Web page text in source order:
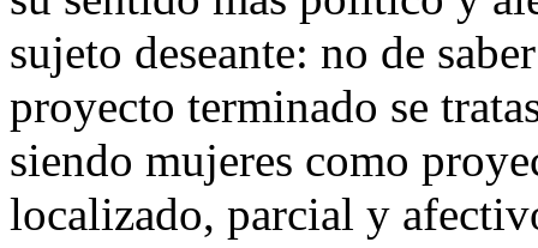
sujeto deseante: no de
proyecto terminado se
siendo mujeres como
localizado, parcial y